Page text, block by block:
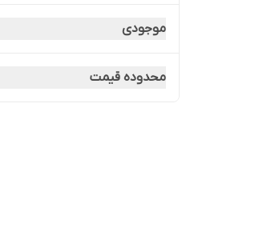
موجودی
محدوده قیمت